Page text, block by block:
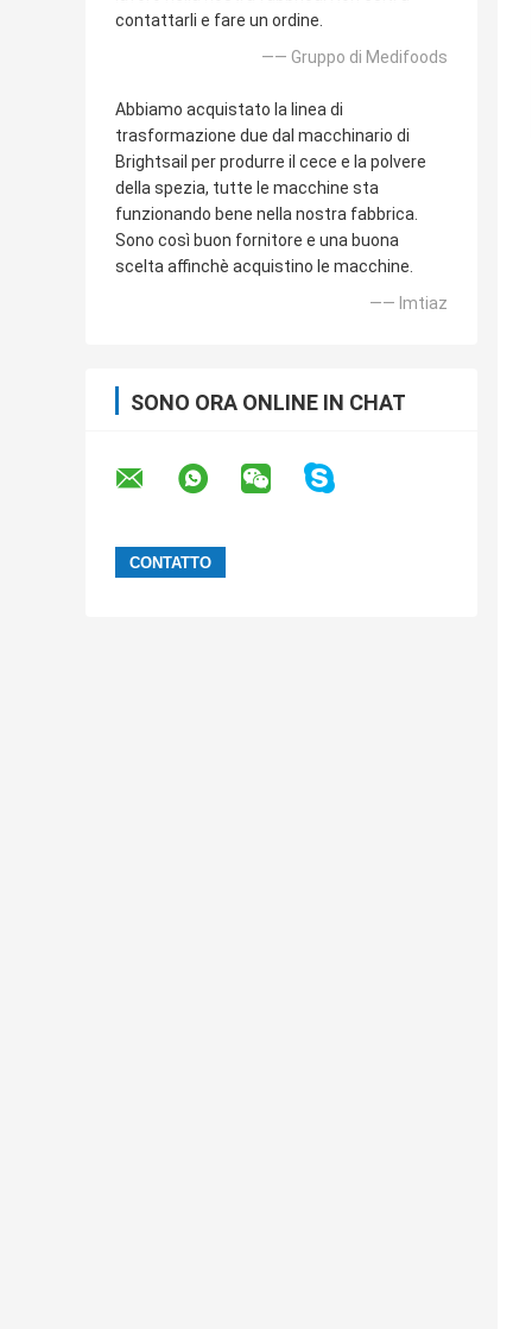
contattarli e fare un ordine.
—— Gruppo di Medifoods
Abbiamo acquistato la linea di
trasformazione due dal macchinario di
Brightsail per produrre il cece e la polvere
della spezia, tutte le macchine sta
funzionando bene nella nostra fabbrica.
Sono così buon fornitore e una buona
scelta affinchè acquistino le macchine.
—— Imtiaz
SONO ORA ONLINE IN CHAT